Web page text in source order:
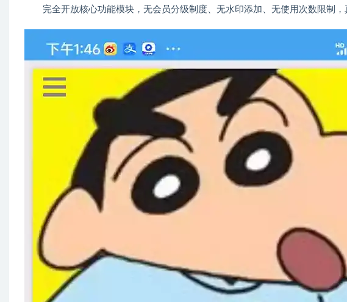
完全开放核心功能模块，无会员分级制度、无水印添加、无使用次数限制，